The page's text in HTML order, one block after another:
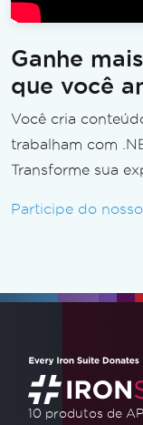
Ganhe
que você
Você cria
trabalham com
Transforme sua
Participe do
10 produtos de